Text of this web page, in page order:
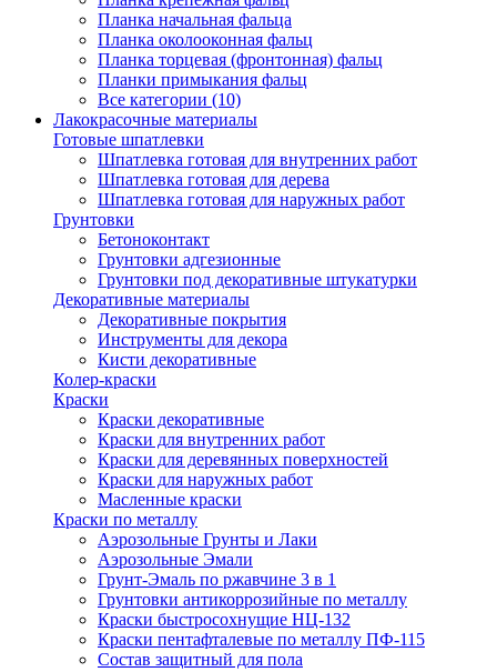
Планка начальная фальца
Планка околооконная фальц
Планка торцевая (фронтонная) фальц
Планки примыкания фальц
Все категории (10)
Лакокрасочные материалы
Готовые шпатлевки
Шпатлевка готовая для внутренних работ
Шпатлевка готовая для дерева
Шпатлевка готовая для наружных работ
Грунтовки
Бетоноконтакт
Грунтовки адгезионные
Грунтовки под декоративные штукатурки
Декоративные материалы
Декоративные покрытия
Инструменты для декора
Кисти декоративные
Колер-краски
Краски
Краски декоративные
Краски для внутренних работ
Краски для деревянных поверхностей
Краски для наружных работ
Масленные краски
Краски по металлу
Аэрозольные Грунты и Лаки
Аэрозольные Эмали
Грунт-Эмаль по ржавчине 3 в 1
Грунтовки антикоррозийные по металлу
Краски быстросохнущие НЦ-132
Краски пентафталевые по металлу ПФ-115
Состав защитный для пола